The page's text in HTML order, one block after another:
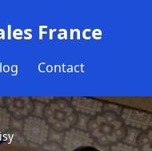
France
Contact